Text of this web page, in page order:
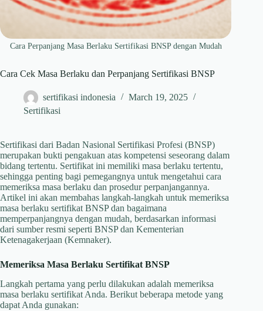
Cara Perpanjang Masa Berlaku Sertifikasi BNSP dengan Mudah
Cara Cek Masa Berlaku dan Perpanjang Sertifikasi BNSP
sertifikasi indonesia
March 19, 2025
Sertifikasi
Sertifikasi dari Badan Nasional Sertifikasi Profesi (BNSP)
merupakan bukti pengakuan atas kompetensi seseorang dalam
bidang tertentu. Sertifikat ini memiliki masa berlaku tertentu,
sehingga penting bagi pemegangnya untuk mengetahui cara
memeriksa masa berlaku dan prosedur perpanjangannya.
Artikel ini akan membahas langkah-langkah untuk memeriksa
masa berlaku sertifikat BNSP dan bagaimana
memperpanjangnya dengan mudah, berdasarkan informasi
dari sumber resmi seperti BNSP dan Kementerian
Ketenagakerjaan (Kemnaker).​
Memeriksa Masa Berlaku Sertifikat BNSP
Langkah pertama yang perlu dilakukan adalah memeriksa
masa berlaku sertifikat Anda. Berikut beberapa metode yang
dapat Anda gunakan:​